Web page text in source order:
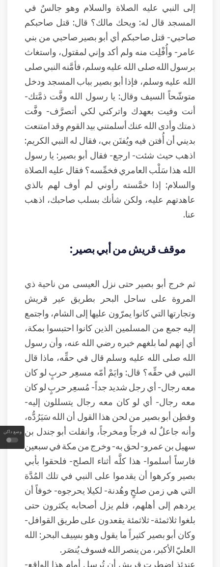
وضع داكن
إلى النبي عليه الصلاة والسلام وهو جالسٌ في
المسجد قال له: ويحك مالك؟ قال: قتل صاحبكم
صاحبي- قتل صاحبكم أي أبو بصير صاحبي من بني
عامر- وأُفْلِت منه ولم أكد وإني لمقتول، واستغاث
برسول الله صلى الله عليه وسلم، فأمَّنه النبي صلى
الله عليه وسلم، فإذا أبو بصير بباب المسجد ودخل
متوشّحاً السيف وقال: يا رسول الله وفَّت ذمَّتك-
أنت وفيت بعهدك واتركني لكي أتصرَّف- وفَّت
ذمتك وأدى الله عنك أسلمتني بيد القوم وقد امتنعت
بديني أن أُفتن فيه ويُفتَن بي، فقال له النبي الكريم:
اذهب حيث شئت- ارجع- فقال أبو بصير: يا رسول
الله هذا سَلْب العامري فخمِّسه؟ فقال عليه الصلاة
والسلام: إذا خمَّسته رأوني لم أوف لهم بالذي
عاهدتهم عليه، ولكن شأنك بسلب صاحبك، اذهب
عنا.
موقف قريش من أبي بصير:
ثم خرج أبو بصير حتى نزل العيسى من ناحية ذي
المروة على ساحل البحر بطريق عير قريش
وتجارتها التي كانوا يمرّون عليها إلى الشام، واجتمع
إليه جمع من المسلمين الذين كانوا احتبسوا بمكة،
أي إنهم لما بلغهم خبره رضي الله عنه، وأن رسول
الله صلى الله عليه وسلم قال في حقِّه، ماذا قال
النبي في حقِّه؟ قال: وايَمْ أمّه مسعِر حربٍ لو كان
معه رجال- أي رجل شديد جداً- مُسعِر حربٍ لو كان
معه رجال- أي لو كان معه رجال يتسللون إليه-
وفطِن أبو بصير من لحن هذا القول أن الله سَيَرُدُّه،
وأنه جاعلٌ له فرجاً ومخرجاً، وانفلت أبو جندل بن
سهيل بن عمرو- لحق به- وخرج من مكة في سبعين
فارساً أسلموا- هذا كلَّه أثناء الصلح- فلحقوا بأبي
بصير وكرهوا أن يقدموا على النبي في تلك المُدَّة
التي هي زمن صلحٍ وهُدنة- لكيلا يحرجوه- خوفاً أن
يردهم إلى أهلهم، فلم يزل أصحابه يكثرون حتى
بلغوا ثلاثمئة- ثلاثمئة يقعدون على طريق القوافل-
وكان أبو بصير كثيراً ما يقول وهو بسِيف البحر: الله
العليّ الأكبر، من ينصر الله فسوف يُنصَر.
عندئذِ اضطرت قريش أن تُرسل أمام هذا الواقع-